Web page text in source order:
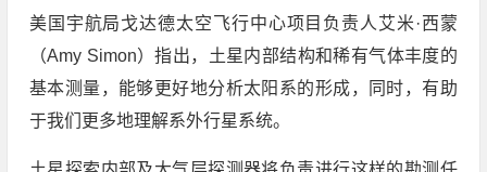
美国宇航局戈达德太空飞行中心项目负责人艾米·西蒙
（Amy Simon）指出，土星内部结构和稀有气体丰度的
基本测量，能够更好地分析太阳系的形成，同时，有助
于我们更多地理解系外行星系统。